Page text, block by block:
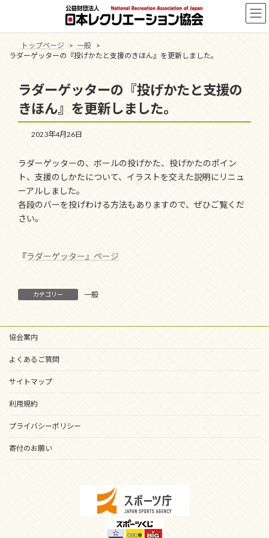
ツ
へ
キ
ッ
シ
ョ
に
移
トップページ
一般
ラダーゲッターの『投げかたと支援のきほん』を更新しました。
ラダーゲッターの『投げかたと支援の
きほん』を更新しました。
2023年4月26日
ラダーゲッターの、ボールの投げかた、投げかたのポイン
ト、支援のしかたについて、イラストを交えた説明にリニュ
ーアルしました。
各段のバーを投げわける方法もありますので、ぜひご覧くだ
さい。
『ラダーゲッター』ページ
カテゴリー 一般
協会案内
よくあるご質問
サイトマップ
利用規約
プライバシーポリシー
寄付のお願い